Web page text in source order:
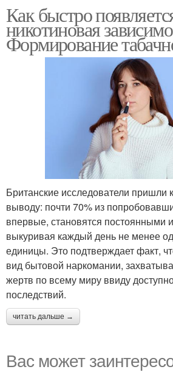
Как быстро
никотиновая
Формирование
Британские исследователи пришли
выводу: почти 70% из
впервые, становятся постоянными
выкуривая каждый день не менее
единицы. Это подтверждает факт,
вид бытовой наркомании,
жертв по всему миру ввиду
последствий.
читать дальше →
Вас может